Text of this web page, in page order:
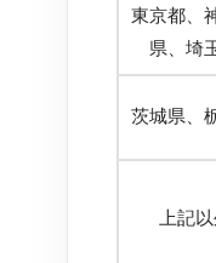
東京都、
県、埼
茨城県、
上記